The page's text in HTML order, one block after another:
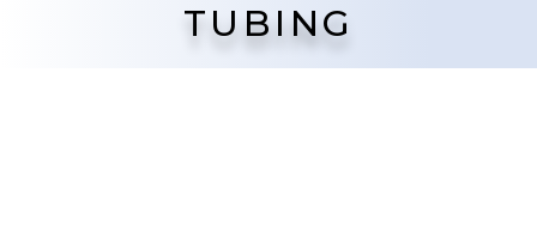
TUBING